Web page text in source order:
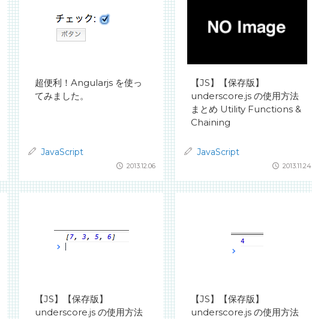
超便利！Angularjs を使っ
てみました。
JavaScript
2013.12.06
【JS】【保存版】
underscore.js の使用方法
まとめ Utility Functions &
Chaining
JavaScript
2013.11.24
【JS】【保存版】
underscore.js の使用方法
【JS】【保存版】
underscore.js の使用方法